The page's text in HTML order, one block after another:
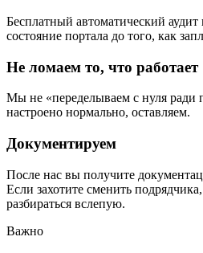
Бесплатный автоматический
состояние портала до того, как
Не ломаем то, что работает
Мы не «переделываем с нуля ради
настроено нормально, оставляем.
Документируем
После нас вы получите
Если захотите сменить
разбираться вслепую.
Важно